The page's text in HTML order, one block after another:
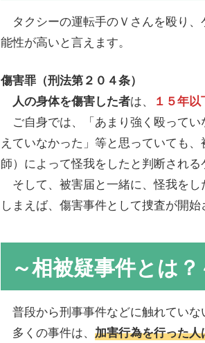
タクシーの運転手のＶさんを殴り
能性が高いと言えます。
傷害罪（刑法第２０４条）
人の身体を傷害した者は、 １５年
ご自身では、「あまり強く殴って
えていなかった」等と思っていても
師）によって怪我をしたと判断される
そして、被害届と一緒に、怪我を
しまえば、傷害事件として捜査が開始
～相被疑事件とは？
普段から刑事事件などに触れていな
多くの事件は、 加害行為を行った人